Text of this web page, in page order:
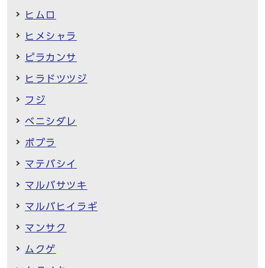
ヒムロ
ヒメシャラ
ピラカンサ
ヒラドツツジ
フジ
ベニシダレ
ポプラ
マテバシイ
マルバサツキ
マルバヒイラギ
マンサク
ムクゲ